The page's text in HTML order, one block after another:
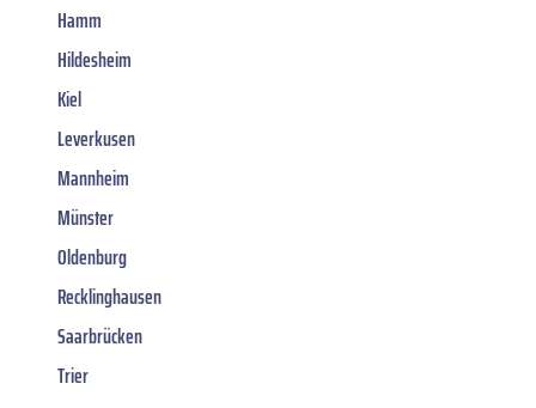
Hamm
Hildesheim
Kiel
Leverkusen
Mannheim
Münster
Oldenburg
Recklinghausen
Saarbrücken
Trier